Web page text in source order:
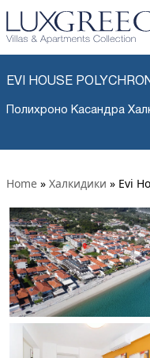
EVI HOUSE
Полихроно Касандра
Home » Халкидики » Evi